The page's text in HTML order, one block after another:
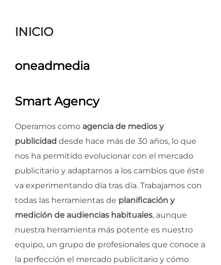
INICIO
oneadmedia
Smart Agency
Operamos como agencia de medios y
publicidad desde hace más de 30 años, lo que
nos ha permitido evolucionar con el mercado
publicitario y adaptarnos a los cambios que éste
va experimentando día tras día. Trabajamos con
todas las herramientas de planificación y
medición de audiencias habituales, aunque
nuestra herramienta más potente es nuestro
equipo, un grupo de profesionales que conoce a
la perfección el mercado publicitario y cómo